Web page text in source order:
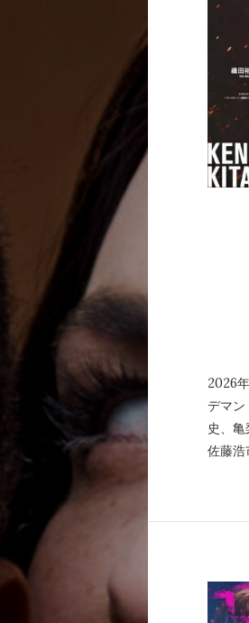
2026
デマ
史、
佐藤浩